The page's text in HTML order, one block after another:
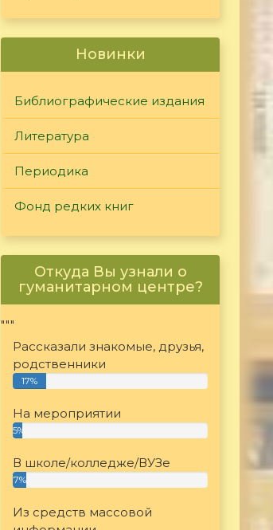
Новинки
Библиографические издания
Литература
Периодика
Фонд редких книг
Откуда Вы узнали о
гуманитарном центре?
"""
Рассказали знакомые, друзья,
родственники
17%
На мероприятии
5%
В школе/колледже/ВУЗе
7%
Из средств массовой